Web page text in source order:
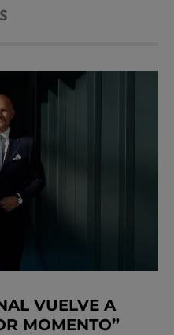
VUELVE A
MOMENTO”